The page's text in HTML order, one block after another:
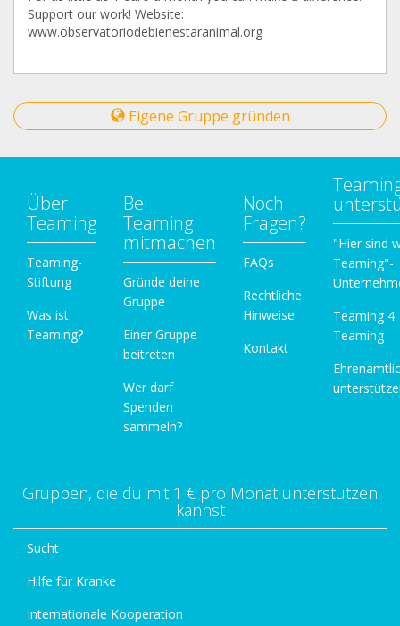
Support our work! Website:
www.observatoriodebienestaranimal.org
Eigene Gruppe gründen
Über
Teaming
Teaming-
Stiftung
Was ist
Teaming?
Bei
Teaming
mitmachen
Gründe deine
Gruppe
Einer Gruppe
beitreten
Wer darf
Spenden
sammeln?
Noch
Fragen?
FAQs
Rechtliche
Hinweise
Kontakt
"Hier sind
Teaming"-
Teaming 4
Teaming
Gruppen, die du mit 1 € pro Monat unterstützen
kannst
Sucht
Hilfe für Kranke
Internationale Kooperation